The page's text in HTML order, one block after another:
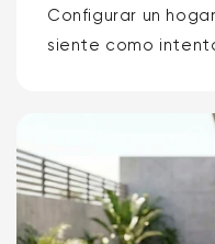
Configurar un
siente como
Wyze es la mejor